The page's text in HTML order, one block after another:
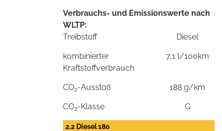
Verbrauchs- und Emissionswerte nach
WLTP:
Treibstoff
Diesel
kombinierter
Kraftstoffverbrauch
7,1 l/100km
CO2-Ausstoß 188 g/km
CO2-Klasse G
2.2 Diesel 180